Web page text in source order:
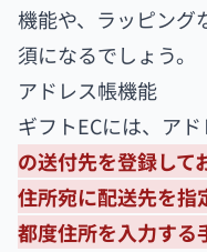
機能や、ラッピング
須になるでしょう。
アドレス帳機能
ギフトECには、アド
の送付先を登録して
住所宛に配送先を指
都度住所を入力する